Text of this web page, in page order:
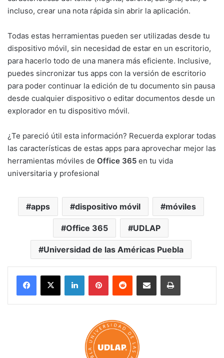
incluso, crear una nota rápida sin abrir la aplicación.
Todas estas herramientas pueden ser utilizadas desde tu
dispositivo móvil, sin necesidad de estar en un escritorio,
para hacerlo todo de una manera más eficiente. Inclusive,
puedes sincronizar tus apps con la versión de escritorio
para poder continuar la edición de tu documento sin pausa
desde cualquier dispositivo o editar documentos desde un
explorador en tu dispositivo móvil.
¿Te pareció útil esta información? Recuerda explorar todas
las características de estas apps para aprovechar mejor las
herramientas móviles de Office 365 en tu vida
universitaria y profesional
apps dispositivo móvil móviles
Office 365 UDLAP
Universidad de las Américas Puebla
LinkedInPinterestReddit Share via Email Print